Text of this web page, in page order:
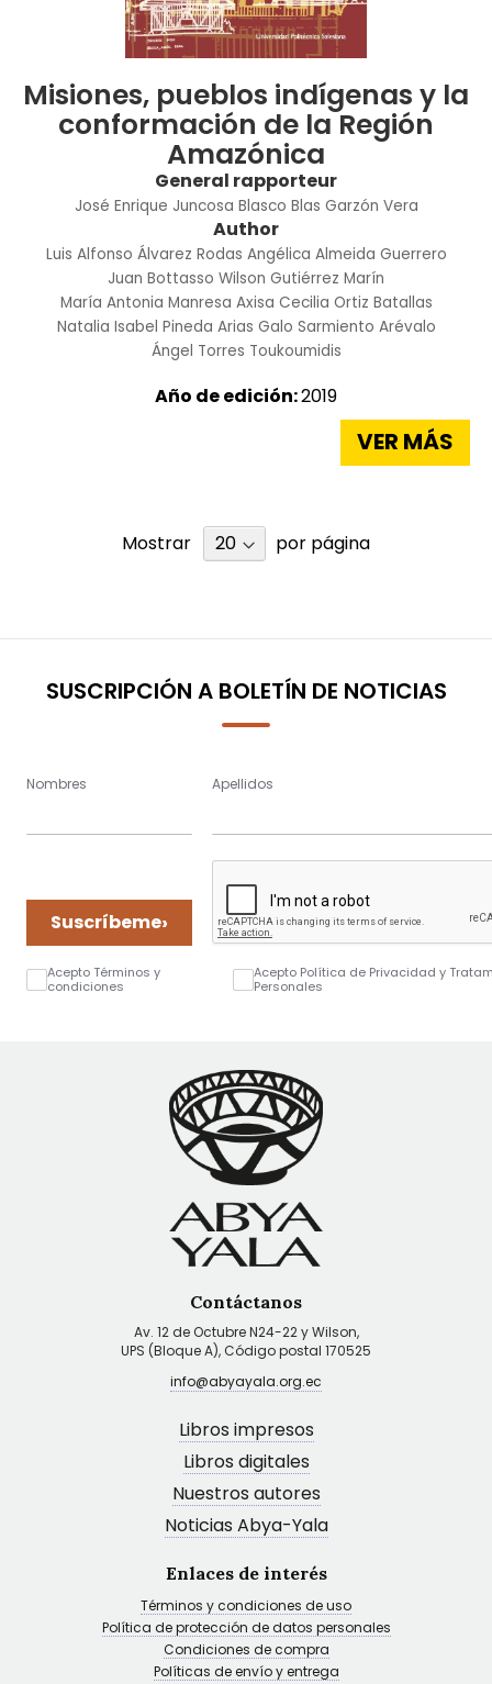
Misiones, pueblos indígenas y la
conformación de la Región
Amazónica
General rapporteur
José Enrique Juncosa Blasco Blas Garzón Vera
Author
Luis Alfonso Álvarez Rodas Angélica Almeida Guerrero
Juan Bottasso Wilson Gutiérrez Marín
María Antonia Manresa Axisa Cecilia Ortiz Batallas
Natalia Isabel Pineda Arias Galo Sarmiento Arévalo
Ángel Torres Toukoumidis
Año de edición:2019
VER MÁS
Mostrar por página
SUSCRIPCIÓN A BOLETÍN DE NOTICIAS
Nombres Apellidos
Suscríbeme›
Acepto Términos y
condiciones
Acepto Política de Privacidad y
Personales
Contáctanos
Av. 12 de Octubre N24-22 y Wilson,
UPS (Bloque A), Código postal 170525
info@abyayala.org.ec
Libros impresos
Libros digitales
Nuestros autores
Noticias Abya-Yala
Enlaces de interés
Términos y condiciones de uso
Política de protección de datos personales
Condiciones de compra
Políticas de envío y entrega